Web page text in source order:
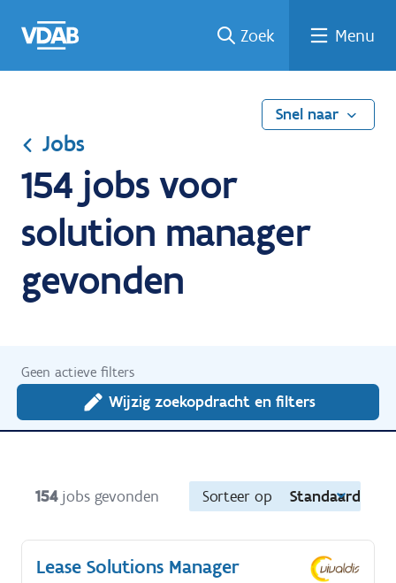
naar
een
een
job
naar
Zoek Menu
Snel naar
Jobs
154 jobs voor
solution manager
gevonden
Geen actieve filters
Wijzig zoekopdracht en filters
154 jobs gevonden Sorteer op Standaard
Lease Solutions Manager